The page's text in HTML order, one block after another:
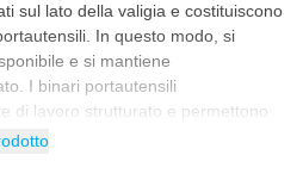
sul lato della valigia e costituiscono
In questo modo, si
e si mantiene
I binari portautensili
di lavoro strutturato e permettono
sia durante il trasporto che in loco.